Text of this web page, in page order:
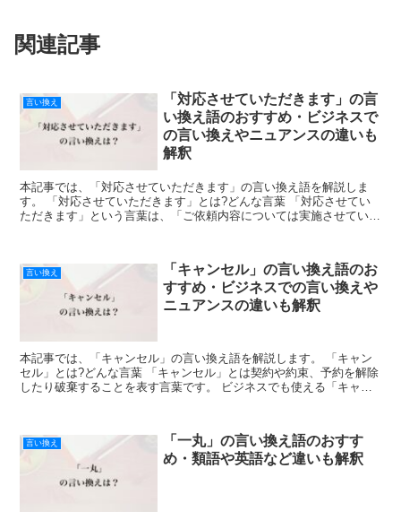
関連記事
言い換え
「対応させていただきます」の言
い換え語のおすすめ・ビジネスで
の言い換えやニュアンスの違いも
解釈
本記事では、「対応させていただきます」の言い換え語を解説しま
す。 「対応させていただきます」とは?どんな言葉 「対応させてい
ただきます」という言葉は、「ご依頼内容については実施させていた
言い換え
「キャンセル」の言い換え語のお
すすめ・ビジネスでの言い換えや
ニュアンスの違いも解釈
本記事では、「キャンセル」の言い換え語を解説します。 「キャン
セル」とは?どんな言葉 「キャンセル」とは契約や約束、予約を解除
したり破棄することを表す言葉です。 ビジネスでも使える「キャン
言い換え
「一丸」の言い換え語のおすす
め・類語や英語など違いも解釈